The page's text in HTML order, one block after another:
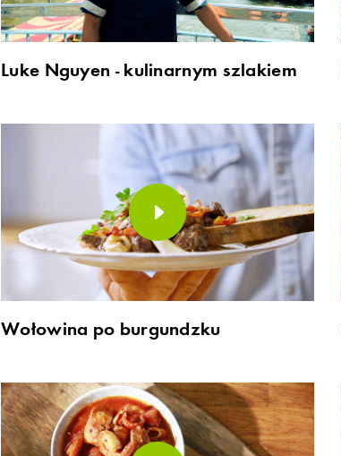
Luke Nguyen - kulinarnym szlakiem
Wołowina po burgundzku